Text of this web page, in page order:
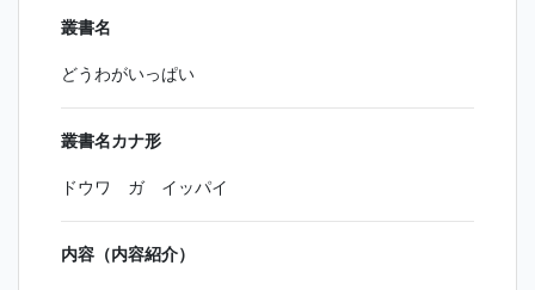
叢書名
どうわがいっぱい
叢書名カナ形
ドウワ ガ イッパイ
内容（内容紹介）